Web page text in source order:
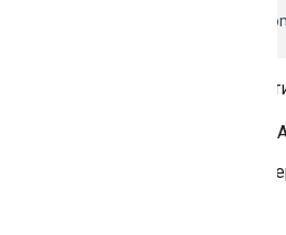
git
В